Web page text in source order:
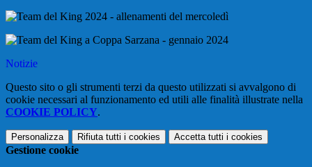
Notizie
Questo sito o gli strumenti terzi da questo utilizzati si avvalgono di
cookie necessari al funzionamento ed utili alle finalità illustrate nella
COOKIE POLICY.
Personalizza Rifiuta tutti i cookies Accetta tutti i cookies
Gestione cookie